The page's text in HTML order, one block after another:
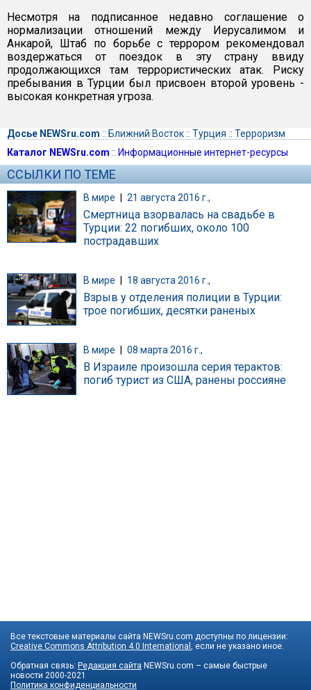
Несмотря на подписанное недавно соглашение о
нормализации отношений между Иерусалимом и
Анкарой, Штаб по борьбе с террором рекомендовал
воздержаться от поездок в эту страну ввиду
продолжающихся там террористических атак. Риску
пребывания в Турции был присвоен второй уровень -
высокая конкретная угроза.
Досье NEWSru.com :: Ближний Восток:: Турция :: Терроризм
Каталог NEWSru.com :: Информационные интернет-ресурсы
ССЫЛКИ ПО ТЕМЕ
В мире | 21 августа 2016 г.,
Смертница взорвалась на свадьбе в
Турции: 22 погибших, около 100
пострадавших
В мире 18 августа 2016 г.,
Взрыв у отделения полиции в Турции:
трое погибших, десятки раненых
В мире 08 марта 2016 г.,
В Израиле произошла серия терактов:
погиб турист из США, ранены россияне
Все текстовые материалы сайта NEWSru.com доступны по лицензии:
Creative Commons Attribution 4.0 International , если не указано иное.
Обратная связь: Редакция сайта NEWSru.com – самые быстрые
новости 2000-2021
Политика конфиденциальности